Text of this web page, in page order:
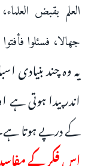
العلم بقبض
جهالا، فسئلوا
یہ وہ چند
اندر پیدا ہوتی ہے
کے درپے ہوتا
اس فکر کے